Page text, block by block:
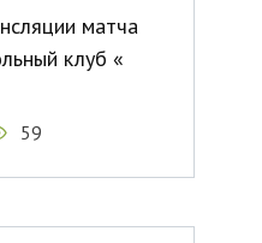
матча
клуб «
59